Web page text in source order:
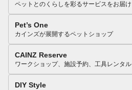
ペットとのくらしを彩るサービスをお届け
Pet’s One
カインズが展開するペットショップ
CAINZ Reserve
ワークショップ、施設予約、工具レンタル
DIY Style